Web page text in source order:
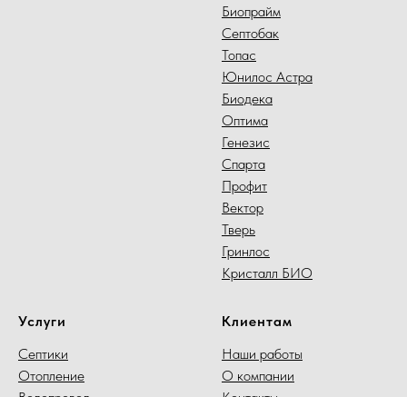
Биопрайм
Септобак
Топас
Юнилос Астра
Биодека
Оптима
Генезис
Спарта
Профит
Вектор
Тверь
Гринлос
Кристалл БИО
Услуги
Септики
Отопление
Клиентам
Наши работы
О компании